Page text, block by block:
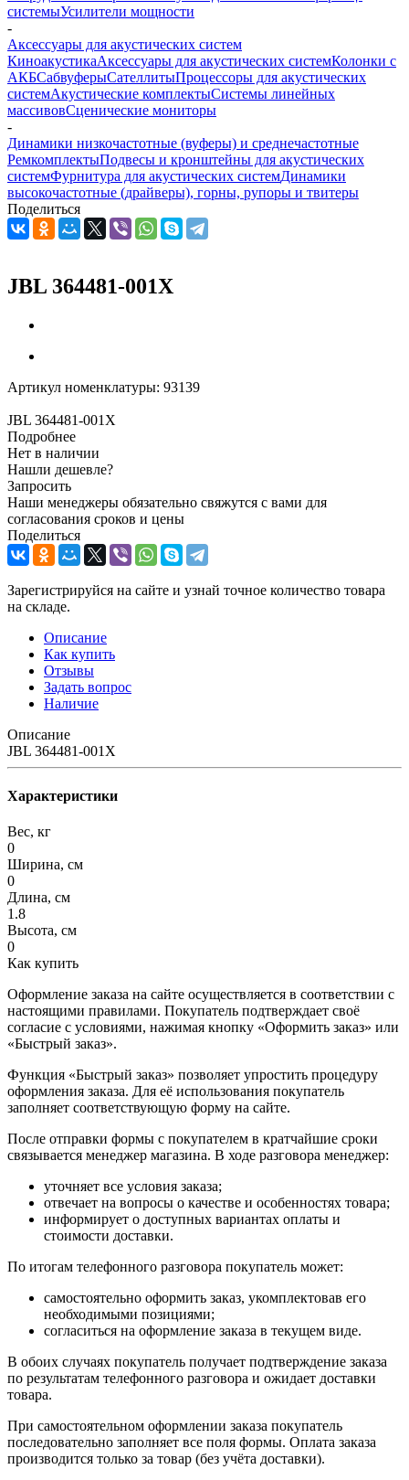
системыУсилители мощности
-
Аксессуары для акустических систем
КиноакустикаАксессуары для акустических системКолонки с
АКБСабвуферыСателлитыПроцессоры для акустических
системАкустические комплектыСистемы линейных
массивовСценические мониторы
-
Динамики низкочастотные (вуферы) и среднечастотные
РемкомплектыПодвесы и кронштейны для акустических
системФурнитура для акустических системДинамики
высокочастотные (драйверы), горны, рупоры и твитеры
Поделиться
JBL 364481-001X
Артикул номенклатуры: 93139
JBL 364481-001X
Подробнее
Нет в наличии
Нашли дешевле?
Запросить
Наши менеджеры обязательно свяжутся с вами для
согласования сроков и цены
Поделиться
Зарегистрируйся на сайте и узнай точное количество товара
на складе.
Описание
Как купить
Отзывы
Задать вопрос
Наличие
Описание
JBL 364481-001X
Характеристики
Вес, кг
0
Ширина, см
0
Длина, см
1.8
Высота, см
0
Как купить
Оформление заказа на сайте осуществляется в соответствии с
настоящими правилами. Покупатель подтверждает своё
согласие с условиями, нажимая кнопку «Оформить заказ» или
«Быстрый заказ».
Функция «Быстрый заказ» позволяет упростить процедуру
оформления заказа. Для её использования покупатель
заполняет соответствующую форму на сайте.
После отправки формы с покупателем в кратчайшие сроки
связывается менеджер магазина. В ходе разговора менеджер:
уточняет все условия заказа;
отвечает на вопросы о качестве и особенностях товара;
информирует о доступных вариантах оплаты и
стоимости доставки.
По итогам телефонного разговора покупатель может:
самостоятельно оформить заказ, укомплектовав его
необходимыми позициями;
согласиться на оформление заказа в текущем виде.
В обоих случаях покупатель получает подтверждение заказа
по результатам телефонного разговора и ожидает доставки
товара.
При самостоятельном оформлении заказа покупатель
последовательно заполняет все поля формы. Оплата заказа
производится только за товар (без учёта доставки).